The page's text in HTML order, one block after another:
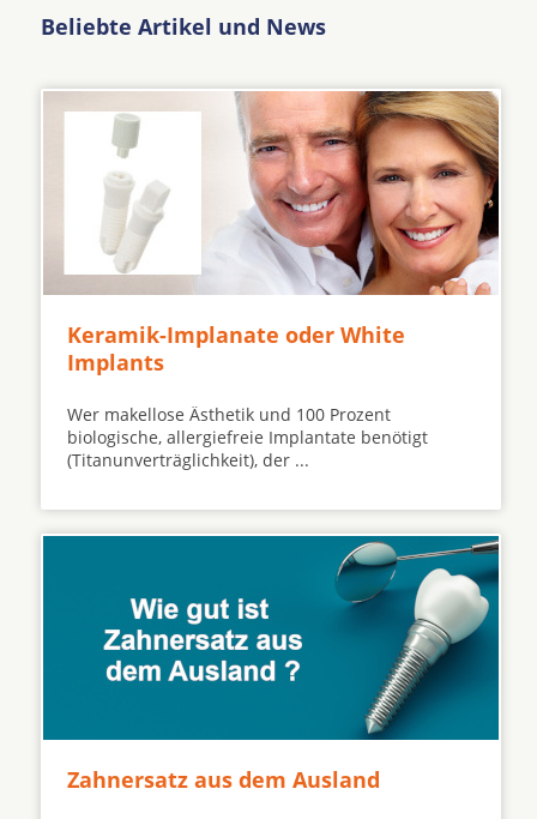
Beliebte Artikel und News
Keramik-Implanate oder White
Implants
Wer makellose Ästhetik und 100 Prozent
biologische, allergiefreie Implantate benötigt
(Titanunverträglichkeit), der ...
Zahnersatz aus dem Ausland